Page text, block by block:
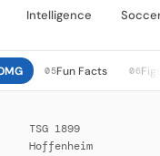
Intelligence
05Fun Facts 06
TSG 1899
Hoffenheim